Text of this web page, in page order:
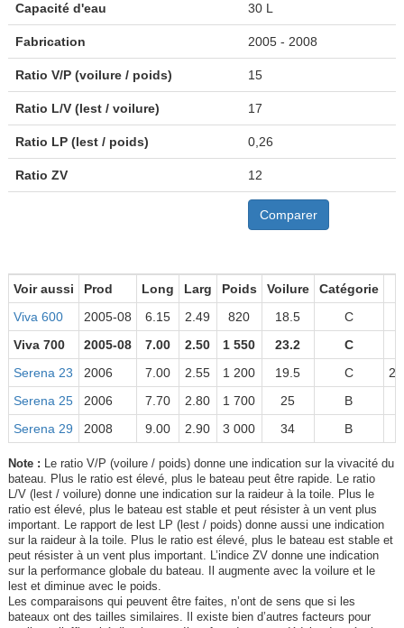
Capacité d'eau 30 L
Fabrication 2005 - 2008
Ratio V/P (voilure / poids) 15
Ratio L/V (lest / voilure) 17
Ratio LP (lest / poids) 0,26
Ratio ZV 12
Comparer
Voir aussi Prod Long Larg Poids Voilure Catégorie
Viva 600
2005-08 6.15 2.49 820 18.5
C
Viva 700
2005-08 7.00 2.50 1 550 23.2
C
Serena 23
2006 7.00 2.55 1 200 19.5 C
Serena 25
2006 7.70 2.80 1 700 25
B
Serena 29
2008 9.00 2.90 3 000 34 B
Note : Le ratio V/P (voilure / poids) donne une indication sur la vivacité du
bateau. Plus le ratio est élevé, plus le bateau peut être rapide. Le ratio
L/V (lest / voilure) donne une indication sur la raideur à la toile. Plus le
ratio est élevé, plus le bateau est stable et peut résister à un vent plus
important. Le rapport de lest LP (lest / poids) donne aussi une indication
sur la raideur à la toile. Plus le ratio est élevé, plus le bateau est stable et
peut résister à un vent plus important. L’indice ZV donne une indication
sur la performance globale du bateau. Il augmente avec la voilure et le
lest et diminue avec le poids.
Les comparaisons qui peuvent être faites, n’ont de sens que si les
bateaux ont des tailles similaires. Il existe bien d’autres facteurs pour